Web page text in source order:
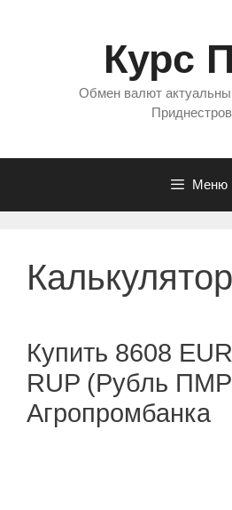
Курс
Обмен валют
Меню
Купить 8608
RUP (Рубль
Агропромбанка